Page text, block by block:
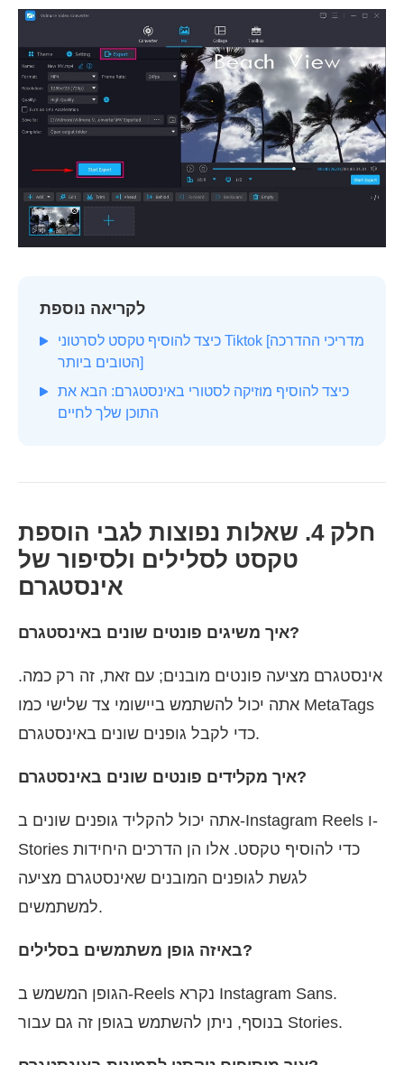
לקריאה נוספת
כיצד להוסיף טקסט לסרטוני Tiktok [מדריכי ההדרכה
הטובים ביותר]
כיצד להוסיף מוזיקה לסטורי באינסטגרם: הבא את
התוכן שלך לחיים
חלק 4. שאלות נפוצות לגבי הוספת
טקסט לסלילים ולסיפור של
אינסטגרם
איך משיגים פונטים שונים באינסטגרם?
אינסטגרם מציעה פונטים מובנים; עם זאת, זה רק כמה.
אתה יכול להשתמש ביישומי צד שלישי כמו MetaTags
כדי לקבל גופנים שונים באינסטגרם.
איך מקלידים פונטים שונים באינסטגרם?
אתה יכול להקליד גופנים שונים ב-Instagram Reels ו-
Stories כדי להוסיף טקסט. אלו הן הדרכים היחידות
לגשת לגופנים המובנים שאינסטגרם מציעה
למשתמשים.
באיזה גופן משתמשים בסלילים?
הגופן המשמש ב-Reels נקרא Instagram Sans.
בנוסף, ניתן להשתמש בגופן זה גם עבור Stories.